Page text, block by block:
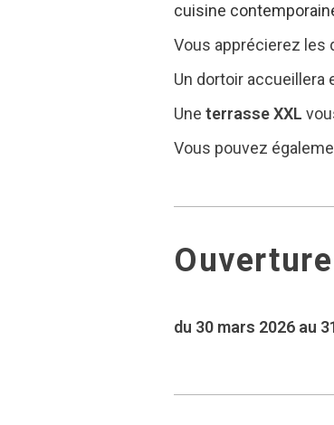
cuisine
Vous apprécierez les
Un dortoir
Une terrasseXXL
Vous pouvez
Ouverture
du 30 mars 2026 au